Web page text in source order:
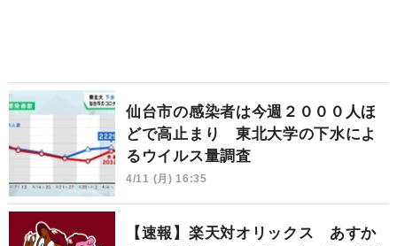
仙台市の感染者は今週２０００人ほ
どで高止まり 東北大学の下水によ
るウイルス量調査
4/11 (月) 16:35
【速報】楽天対オリックス あすか